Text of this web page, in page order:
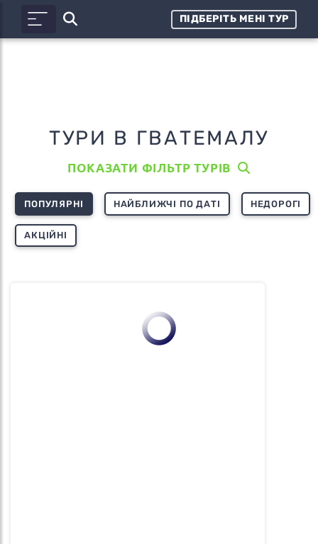
ПІДБЕРІТЬ МЕНІ ТУР
ТУРИ В ГВАТЕМАЛУ
ПОКАЗАТИ ФІЛЬТР ТУРІВ
ПОПУЛЯРНІ НАЙБЛИЖЧІ ПО ДАТІ НЕДОРОГІ
АКЦІЙНІ